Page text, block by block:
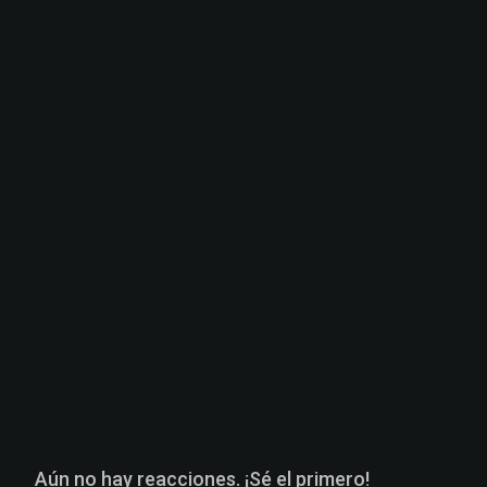
Aún no hay reacciones. ¡Sé el primero!